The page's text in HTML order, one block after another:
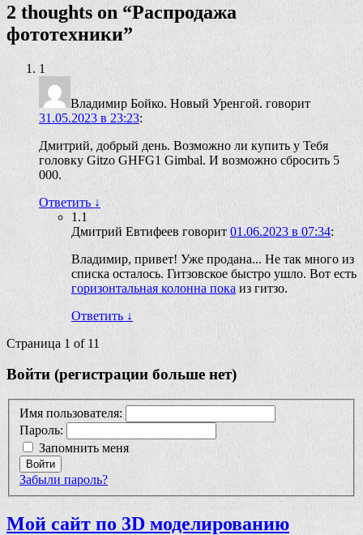
2 thoughts on “Распродажа
фототехники”
1
Владимир Бойко. Новый Уренгой. говорит
31.05.2023 в 23:23:
Дмитрий, добрый день. Возможно ли купить у Тебя
головку Gitzo GHFG1 Gimbal. И возможно сбросить 5
000.
Ответить ↓
1.1
Дмитрий Евтифеев говорит 01.06.2023 в 07:34:
Владимир, привет! Уже продана... Не так много из
списка осталось. Гитзовское быстро ушло. Вот есть
горизонтальная колонна пока из гитзо.
Ответить ↓
Страница 1 of 11
Войти (регистрации больше нет)
Имя пользователя:
Пароль:
Запомнить меня
Войти
Забыли пароль?
Мой сайт по 3D моделированию